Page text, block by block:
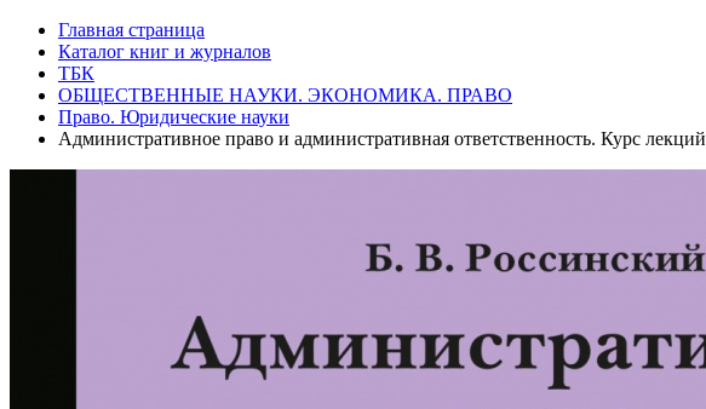
Главная страница
Каталог книг и журналов
ТБК
ОБЩЕСТВЕННЫЕ НАУКИ. ЭКОНОМИКА. ПРАВО
Право. Юридические науки
Административное право и административная ответственность. Курс лекций